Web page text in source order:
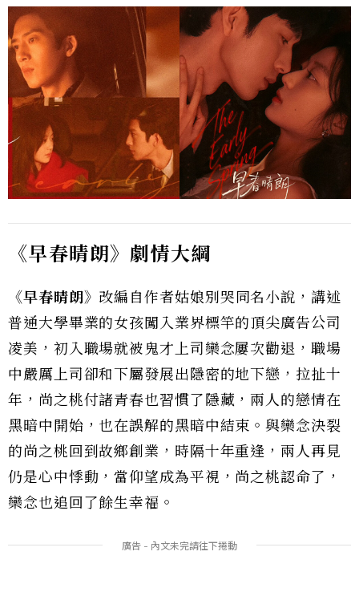
《早春晴朗》劇情大綱
《早春晴朗》 改編自作者姑娘別哭同名小說，講述
普通大學畢業的女孩闖入業界標竿的頂尖廣告公司
凌美，初入職場就被鬼才上司欒念屢次勸退，職場
中嚴厲上司卻和下屬發展出隱密的地下戀，拉扯十
年，尚之桃付諸青春也習慣了隱藏，兩人的戀情在
黑暗中開始，也在誤解的黑暗中結束。與欒念決裂
的尚之桃回到故鄉創業，時隔十年重逢，兩人再見
仍是心中悸動，當仰望成為平視，尚之桃認命了，
欒念也追回了餘生幸福。